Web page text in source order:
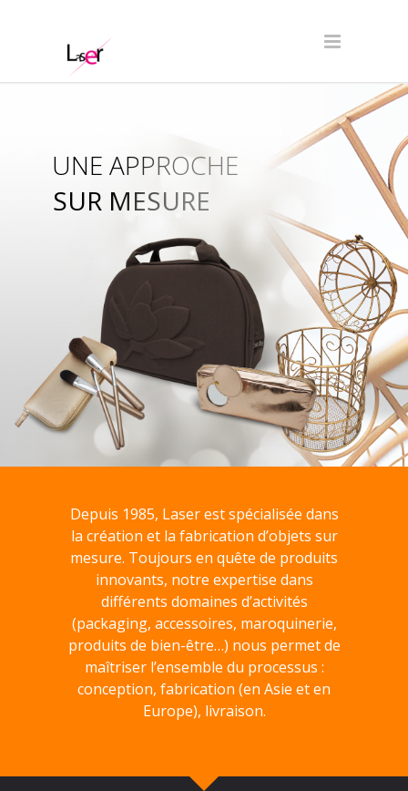
SUR MESURE
UNE APPROCHE
Depuis 1985, Laser est spécialisée dans
la création et la fabrication d’objets sur
mesure. Toujours en quête de produits
innovants, notre expertise dans
différents domaines d’activités
(packaging, accessoires, maroquinerie,
produits de bien-être…) nous permet de
maîtriser l’ensemble du processus :
conception, fabrication (en Asie et en
Europe), livraison.